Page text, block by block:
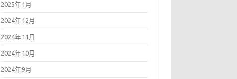
2025年1月
2024年12月
2024年11月
2024年10月
2024年9月